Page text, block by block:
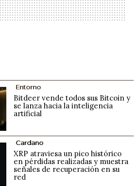
Entorno
Bitdeer vende todos sus Bitcoin y
se lanza hacia la inteligencia
artificial
Cardano
XRP atraviesa un pico histórico
en pérdidas realizadas y muestra
señales de recuperación en su
red